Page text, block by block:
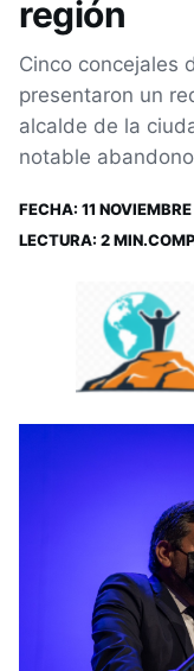
región
Cinco concejales
presentaron un
alcalde de la
notable
FECHA: 11
LECTURA: 2 MIN.